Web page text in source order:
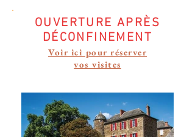
OUVERTURE APRÈS
DÉCONFINEMENT
Voir ici pour réserver
vos visites